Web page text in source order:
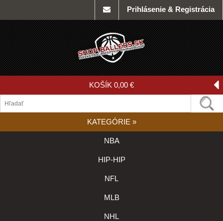
Prihlásenie & Registrácia
KOŠÍK 0,00 €
KATEGÓRIE »
NBA
HIP-HIP
NFL
MLB
NHL